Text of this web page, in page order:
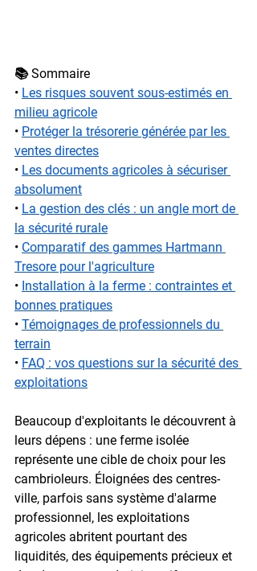
📚 Sommaire
• Les risques souvent sous-estimés en
milieu agricole
• Protéger la trésorerie générée par les
ventes directes
• Les documents agricoles à sécuriser
absolument
• La gestion des clés : un angle mort de
la sécurité rurale
• Comparatif des gammes Hartmann
Tresore pour l'agriculture
• Installation à la ferme : contraintes et
bonnes pratiques
• Témoignages de professionnels du
terrain
• FAQ : vos questions sur la sécurité des
exploitations
Beaucoup d'exploitants le découvrent à
leurs dépens : une ferme isolée
représente une cible de choix pour les
cambrioleurs. Éloignées des centres-
ville, parfois sans système d'alarme
professionnel, les exploitations
agricoles abritent pourtant des
liquidités, des équipements précieux et